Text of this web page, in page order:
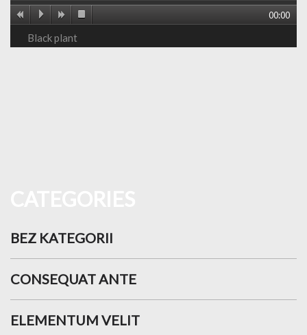
00:00
Black plant
BEZ KATEGORII
CONSEQUAT ANTE
ELEMENTUM VELIT